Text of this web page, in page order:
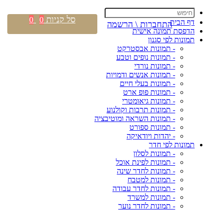
דף הבית
הדפסת תמונה אישית
תמונות לפי סגנון
- תמונות אבסטרקט
- תמונות נופים וטבע
- תמונות נורדי
- תמונות אנשים ודמויות
- תמונות בעלי חיים
- תמונות פופ ארט
- תמונות גיאומטרי
- תמונות תרבות וקולנוע
- תמונות השראה ומוטיבציה
- תמונות ספורט
- יהדות ויודאיקה
תמונות לפי חדר
- תמונות לסלון
- תמונות לפינת אוכל
- תמונות לחדר שינה
- תמונות למטבח
- תמונות לחדר עבודה
- תמונות למשרד
- תמונות לחדר נוער
התחברות \ הרשמה סל קניות 0
0